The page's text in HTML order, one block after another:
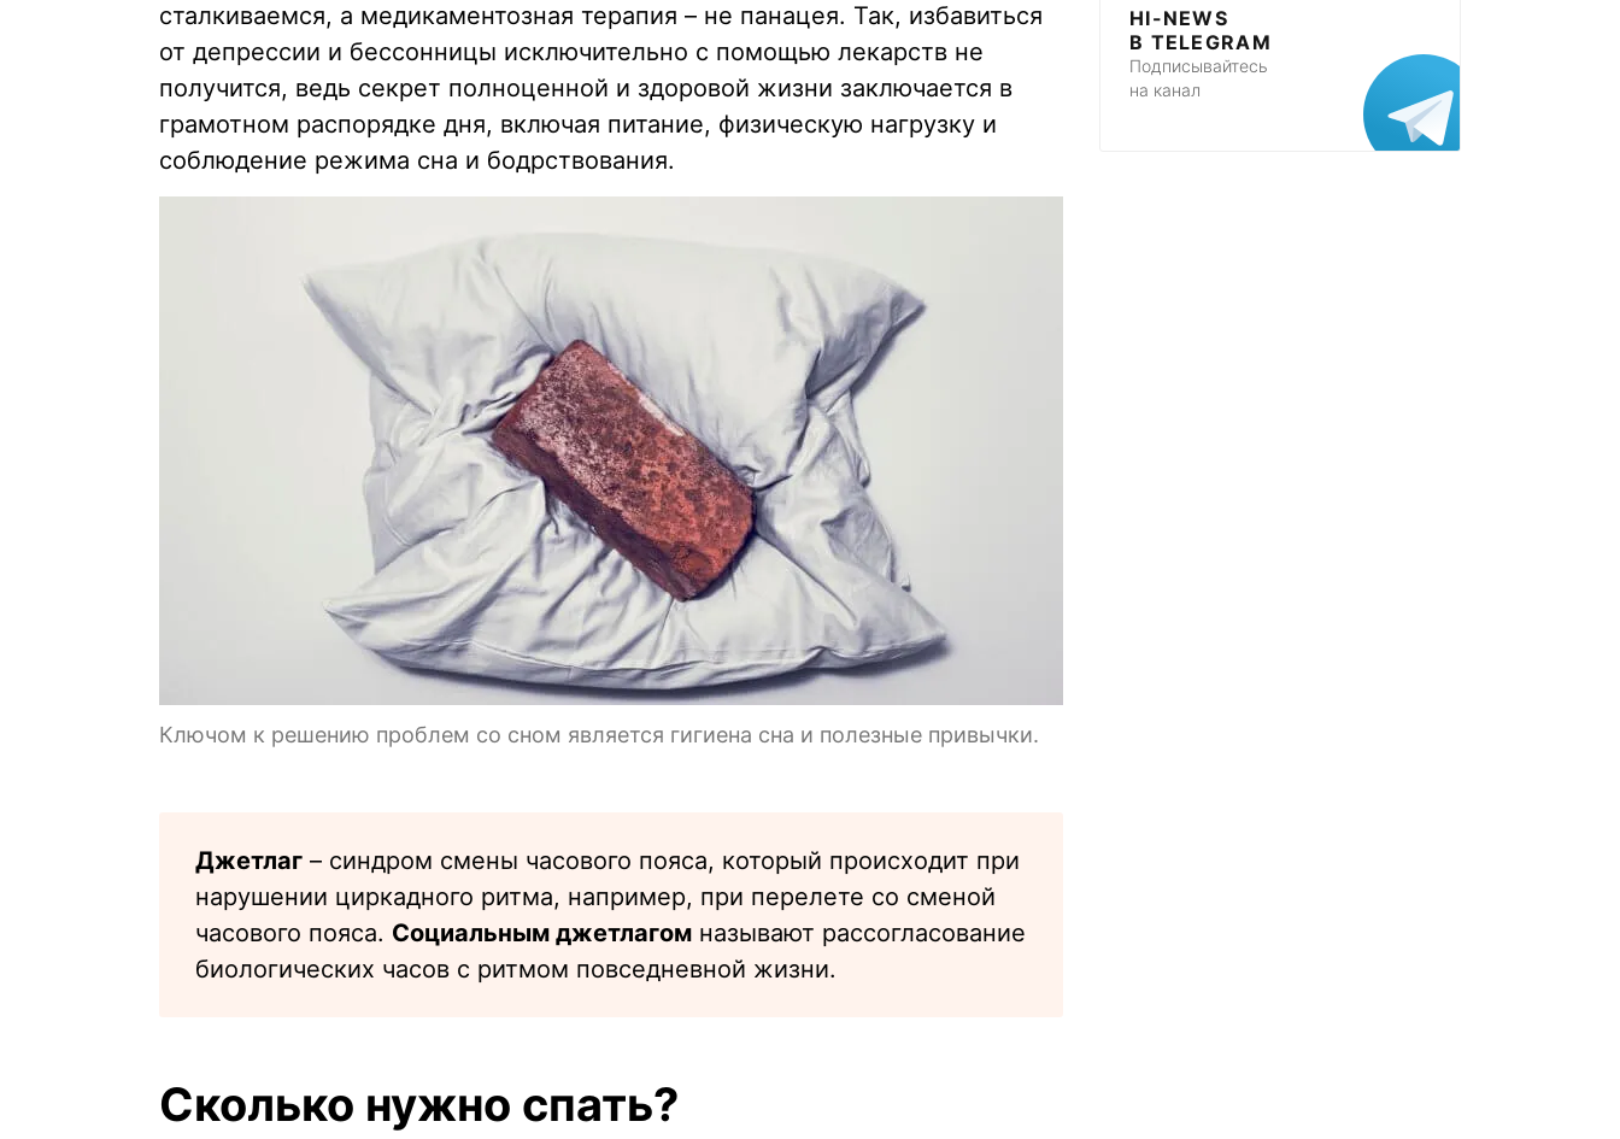
сталкиваемся, а медикаментозная терапия – не панацея. Так, избавиться
от депрессии и бессонницы исключительно с помощью лекарств не
получится, ведь секрет полноценной и здоровой жизни заключается в
грамотном распорядке дня, включая питание, физическую нагрузку и
соблюдение режима сна и бодрствования.
Ключом к решению проблем со сном является гигиена сна и полезные привычки.
Джетлаг – синдром смены часового пояса, который происходит при
нарушении циркадного ритма, например, при перелете со сменой
часового пояса. Социальным джетлагом называют рассогласование
биологических часов с ритмом повседневной жизни.
Сколько нужно спать?
HI-NEWS
В TELEGRAM
Подписывайтесь
на канал